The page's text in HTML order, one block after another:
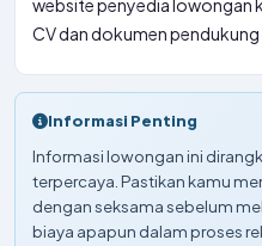
website penyedia lowongan
CV dan dokumen pendukung
Informasi Penting
Informasi lowongan ini
terpercaya. Pastikan kamu
dengan seksama sebelum
biaya apapun dalam proses